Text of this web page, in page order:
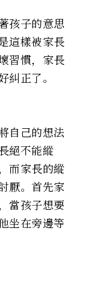
孩子的意思
這樣被家長
習慣，家長
正了。
自己的想法
絕不能縱
而家長的縱
厭。首先家
當孩子想要
坐在旁邊等